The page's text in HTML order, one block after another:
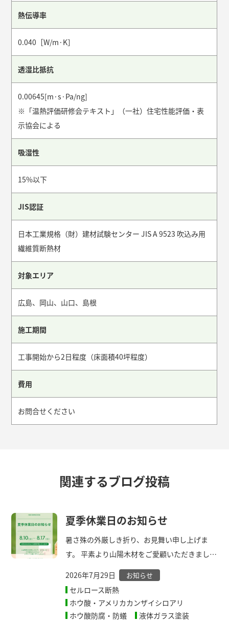
熱伝導率
0.040［W/m·K］
透湿比抵抗
0.00645[m·s·Pa/ng]
※「温熱評価研修会テキスト」（一社）住宅性能評価・表
示協会による
吸湿性
15%以下
JIS認証
日本工業規格（財）建材試験センター JIS A 9523 吹込み用
繊維質断熱材
対象エリア
広島、岡山、山口、島根
施工期間
工事開始から2日程度（床面積40坪程度）
費用
お問合せください
関連するブログ投稿
夏季休業日のお知らせ
暑さ殊の外厳しき折り、お見舞い申し上げま
す。 平素より山陽木材をご愛顧いただきまして
誠にありがたく感謝申し上げます。 誠に勝手な
がら下記のように夏季休業とさせていただきま
す。 令和８年８月１０日（月）から８月１７日
（月）まで ８月１８日より通常営業いたしま
2026年7月29日 お知らせ
セルロース断熱
ホウ酸・アメリカカンザイシロアリ
ホウ酸防腐・防蟻
液体ガラス塗装